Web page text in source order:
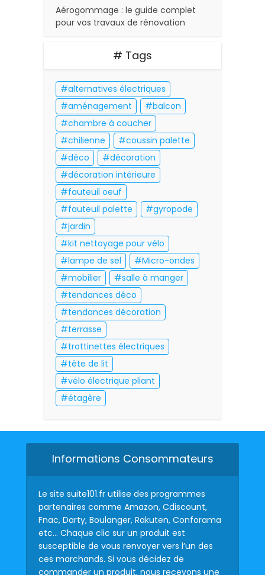
Aérogommage : le guide complet
pour vos travaux de rénovation
# Tags
alternatives électriques
aménagement
balcon
chambre à coucher
chilienne
coussin palette
déco
décoration
décoration intérieure
fauteuil oeuf
fauteuil palette
gyropode
jardin
kit nettoyage pour vélo
lampe de sel
Micro-ondes
mobilier
salle à manger
tendances déco
tendances décoration
terrasse
trottinettes électriques
tête de lit
vélo électrique pliant
étagère
Informations Consommateurs
Le site suite101.fr utilise des programmes
partenaires comme Amazon, Cdiscount,
Fnac, Darty, Boulanger, Rakuten, Conforama
etc… Chaque clic sur un produit est
susceptible de vous renvoyer vers l’un des
ces marchands. Si vous décidez de
commander un produit, nous recevons une